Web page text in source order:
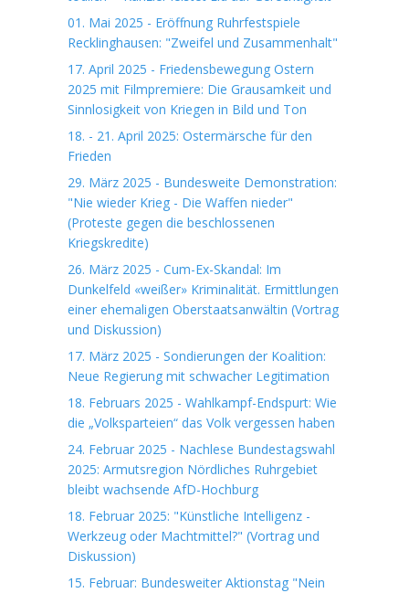
01. Mai 2025 - Eröffnung Ruhrfestspiele
Recklinghausen: "Zweifel und Zusammenhalt"
17. April 2025 - Friedensbewegung Ostern
2025 mit Filmpremiere: Die Grausamkeit und
Sinnlosigkeit von Kriegen in Bild und Ton
18. - 21. April 2025: Ostermärsche für den
Frieden
29. März 2025 - Bundesweite Demonstration:
"Nie wieder Krieg - Die Waffen nieder"
(Proteste gegen die beschlossenen
Kriegskredite)
26. März 2025 - Cum-Ex-Skandal: Im
Dunkelfeld «weißer» Kriminalität. Ermittlungen
einer ehemaligen Oberstaatsanwältin (Vortrag
und Diskussion)
17. März 2025 - Sondierungen der Koalition:
Neue Regierung mit schwacher Legitimation
18. Februars 2025 - Wahlkampf-Endspurt: Wie
die „Volksparteien“ das Volk vergessen haben
24. Februar 2025 - Nachlese Bundestagswahl
2025: Armutsregion Nördliches Ruhrgebiet
bleibt wachsende AfD-Hochburg
18. Februar 2025: "Künstliche Intelligenz -
Werkzeug oder Machtmittel?" (Vortrag und
Diskussion)
15. Februar: Bundesweiter Aktionstag "Nein